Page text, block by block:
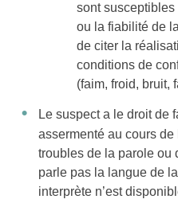
sont susceptibles
ou la fiabilité de
de citer la
conditions de
(faim, froid, bruit,
Le suspect a le droit de
assermenté au cours de
troubles de la parole ou
parle pas la langue de
interprète n’est